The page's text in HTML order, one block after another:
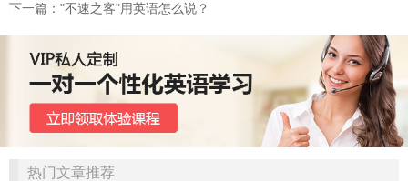
下一篇："不速之客"用英语怎么说？
热门文章推荐